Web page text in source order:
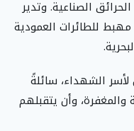
الصناعية. وتدير
للطائرات العمودية
الشهداء، سائلةً
وأن يتقبلهم